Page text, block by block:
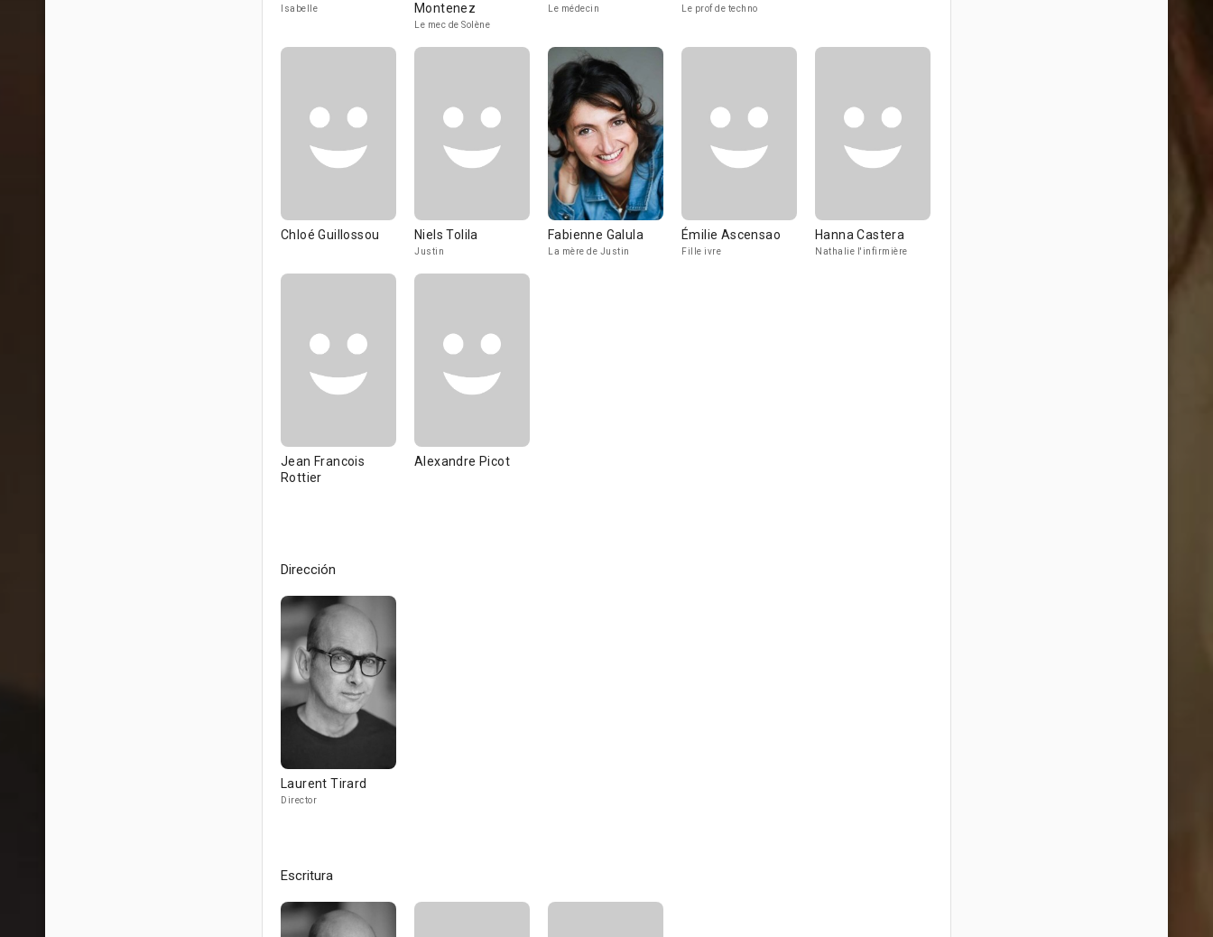
Isabelle
Montenez
Le mec de Solène
Le médecin Le prof de techno
Chloé Guillossou Niels Tolila
Justin
Fabienne Galula
La mère de Justin
Émilie Ascensao
Fille ivre
Hanna Castera
Nathalie l'infirmière
Jean Francois
Rottier
Alexandre Picot
Dirección
Laurent Tirard
Director
Escritura